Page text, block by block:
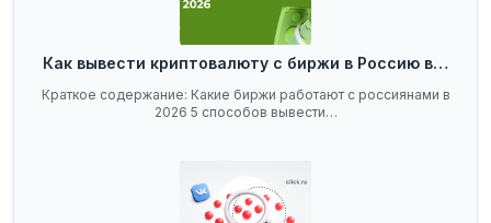
Как вывести криптовалюту с биржи в Россию в…
Краткое содержание: Какие биржи работают с россиянами в
2026 5 способов вывести…